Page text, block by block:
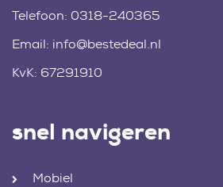
Telefoon: 0318-240365
Email: info@bestedeal.nl
KvK: 67291910
snel navigeren
Mobiel